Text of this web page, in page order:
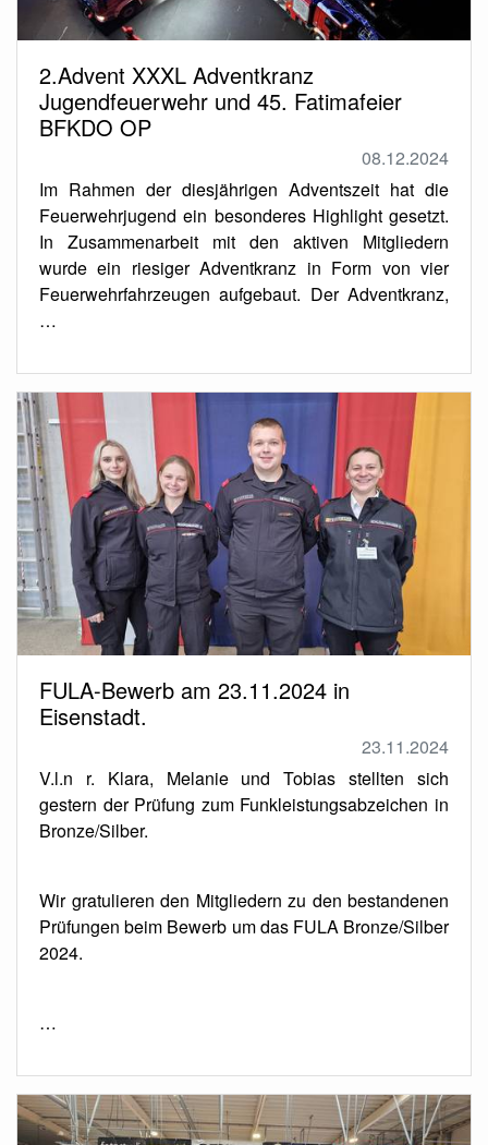
2.Advent XXXL Adventkranz
Jugendfeuerwehr und 45. Fatimafeier
BFKDO OP
08.12.2024
Im Rahmen der diesjährigen Adventszeit hat die
Feuerwehrjugend ein besonderes Highlight gesetzt.
In Zusammenarbeit mit den aktiven Mitgliedern
wurde ein riesiger Adventkranz in Form von vier
Feuerwehrfahrzeugen aufgebaut. Der Adventkranz,
…
FULA-Bewerb am 23.11.2024 in
Eisenstadt.
23.11.2024
V.l.n r. Klara, Melanie und Tobias stellten sich
gestern der Prüfung zum Funkleistungsabzeichen in
Bronze/Silber.
Wir gratulieren den Mitgliedern zu den bestandenen
Prüfungen beim Bewerb um das FULA Bronze/Silber
2024.
…